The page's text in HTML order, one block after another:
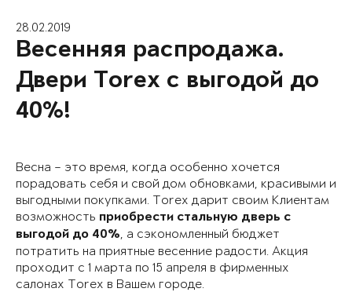
28.02.2019
Весенняя распродажа.
Двери Torex с выгодой до
40%!
Весна – это время, когда особенно хочется
порадовать себя и свой дом обновками, красивыми и
выгодными покупками. Torex дарит своим Клиентам
возможность приобрести стальную дверь с
выгодой до 40%, а сэкономленный бюджет
потратить на приятные весенние радости. Акция
проходит с 1 марта по 15 апреля в фирменных
салонах Torex в Вашем городе.